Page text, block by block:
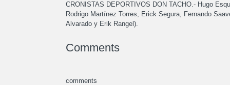
CRONISTAS DEPORTIVOS DON TACHO.- Hugo
Rodrigo Martínez Torres, Erick Segura, Fernando
Alvarado y Erik Rangel).
Comments
comments